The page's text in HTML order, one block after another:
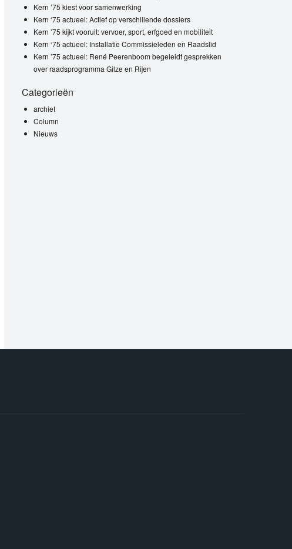
Kern ’75 kiest voor samenwerking
Kern ‘75 actueel: Actief op verschillende dossiers
Kern ’75 kijkt vooruit: vervoer, sport, erfgoed en mobiliteit
Kern ‘75 actueel: Installatie Commissieleden en Raadslid
Kern ’75 actueel: René Peerenboom begeleidt gesprekken
over raadsprogramma Gilze en Rijen
Categorieën
archief
Column
Nieuws